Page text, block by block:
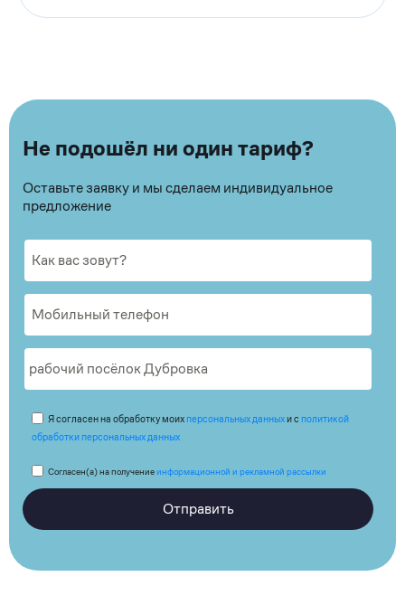
Не подошёл ни один тариф?
Оставьте заявку и мы сделаем индивидуальное
предложение
Я согласен на обработку моих персональных данныхи с политикой
обработки персональных данных
Согласен(а) на получениеинформационной и рекламной рассылки
Отправить